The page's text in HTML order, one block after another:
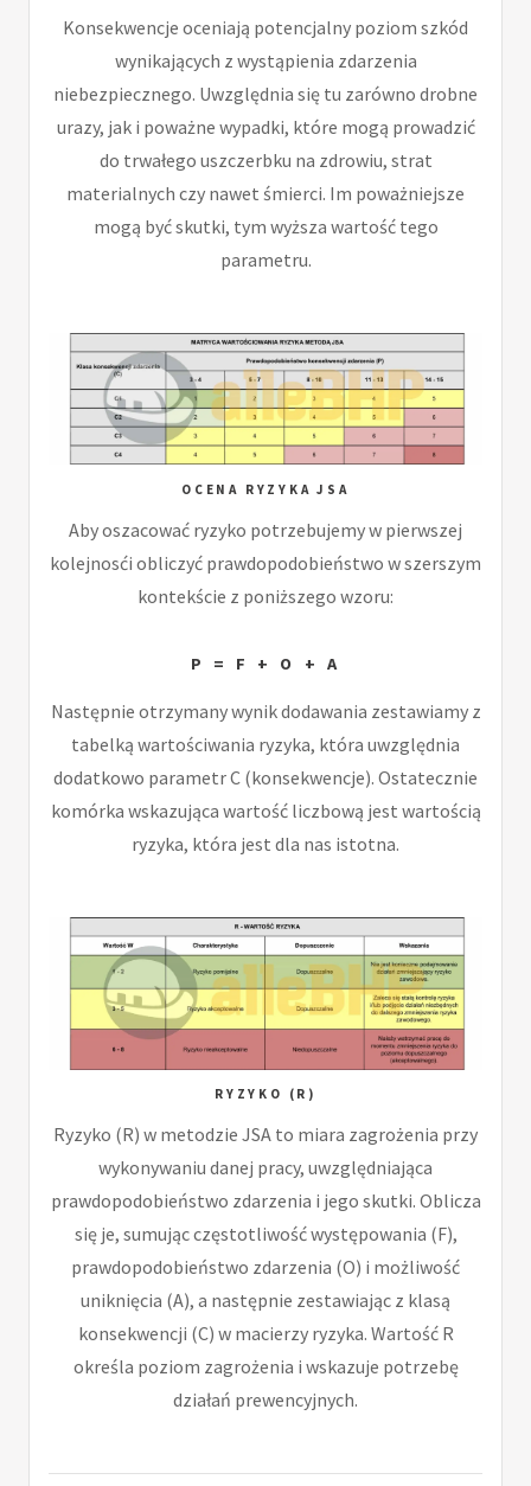
Konsekwencje oceniają potencjalny poziom szkód
wynikających z wystąpienia zdarzenia
niebezpiecznego. Uwzględnia się tu zarówno drobne
urazy, jak i poważne wypadki, które mogą prowadzić
do trwałego uszczerbku na zdrowiu, strat
materialnych czy nawet śmierci. Im poważniejsze
mogą być skutki, tym wyższa wartość tego
parametru.
OCENA RYZYKA JSA
Aby oszacować ryzyko potrzebujemy w pierwszej
kolejnosći obliczyć prawdopodobieństwo w szerszym
kontekście z poniższego wzoru:
P = F + O + A
Następnie otrzymany wynik dodawania zestawiamy z
tabelką wartościwania ryzyka, która uwzględnia
dodatkowo parametr C (konsekwencje). Ostatecznie
komórka wskazująca wartość liczbową jest wartością
ryzyka, która jest dla nas istotna.
RYZYKO (R)
Ryzyko (R) w metodzie JSA to miara zagrożenia przy
wykonywaniu danej pracy, uwzględniająca
prawdopodobieństwo zdarzenia i jego skutki. Oblicza
się je, sumując częstotliwość występowania (F),
prawdopodobieństwo zdarzenia (O) i możliwość
uniknięcia (A), a następnie zestawiając z klasą
konsekwencji (C) w macierzy ryzyka. Wartość R
określa poziom zagrożenia i wskazuje potrzebę
działań prewencyjnych.